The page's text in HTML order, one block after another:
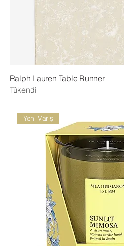
Ralph Lauren Table Runner
Tükendi
Yeni Varış